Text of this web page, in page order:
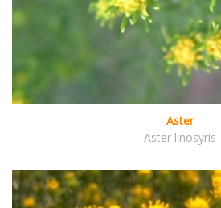
Aster
Aster linosyris